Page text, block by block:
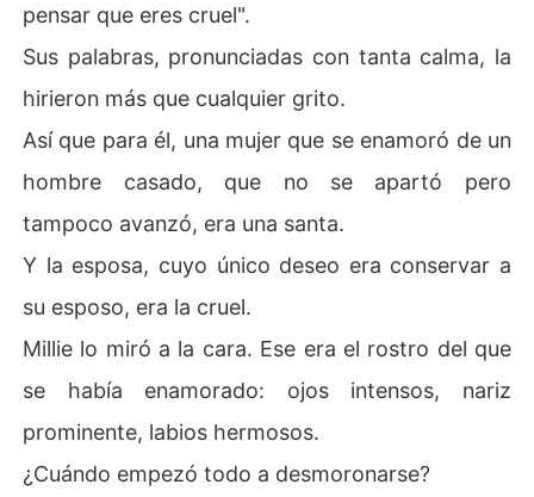
pensar que eres cruel".
Sus palabras, pronunciadas con tanta calma, la
hirieron más que cualquier grito.
Así que para él, una mujer que se enamoró de un
hombre casado, que no se apartó pero
tampoco avanzó, era una santa.
Y la esposa, cuyo único deseo era conservar a
su esposo, era la cruel.
Millie lo miró a la cara. Ese era el rostro del que
se había enamorado: ojos intensos, nariz
prominente, labios hermosos.
¿Cuándo empezó todo a desmoronarse?